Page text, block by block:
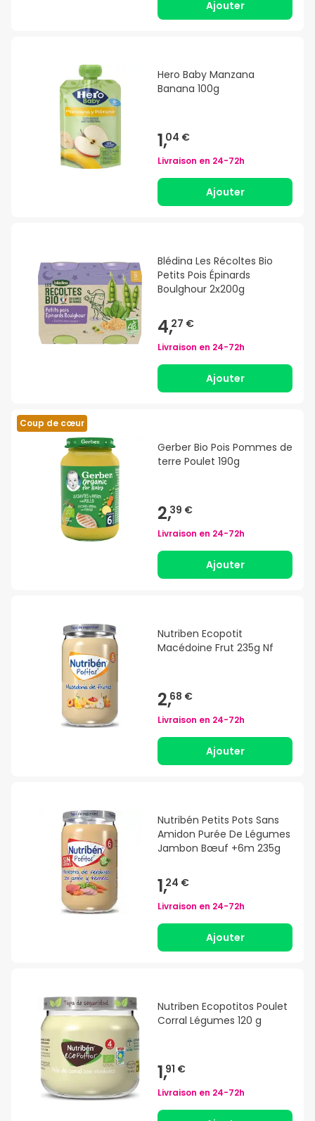
Ajouter
Hero Baby Manzana
Banana 100g
1,04 €
Livraison en 24-72h
Ajouter
Blédina Les Récoltes Bio
Petits Pois Épinards
Boulghour 2x200g
4,27 €
Livraison en 24-72h
Ajouter
Coup de cœur
Gerber Bio Pois Pommes de
terre Poulet 190g
2,39 €
Livraison en 24-72h
Ajouter
Nutriben Ecopotit
Macédoine Frut 235g Nf
2,68 €
Livraison en 24-72h
Ajouter
Nutribén Petits Pots Sans
Amidon Purée De Légumes
Jambon Bœuf +6m 235g
1,24 €
Livraison en 24-72h
Ajouter
Nutriben Ecopotitos Poulet
Corral Légumes 120 g
1,91 €
Livraison en 24-72h